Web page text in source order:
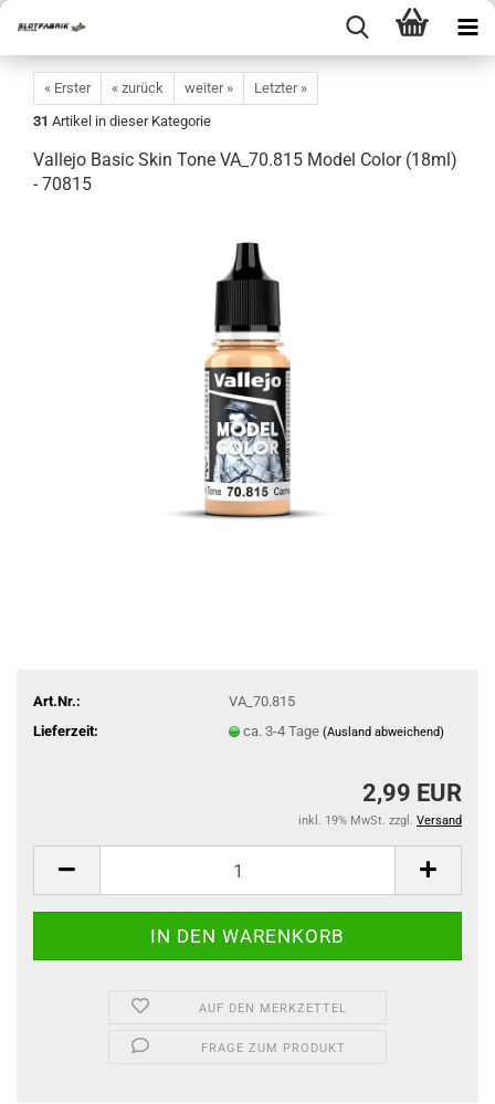
« Erster « zurück weiter »
Letzter »
31 Artikel in dieser Kategorie
Vallejo Basic Skin Tone VA_70.815 Model Color (18ml)
- 70815
Art.Nr.:
VA_70.815
Lieferzeit:
ca. 3-4 Tage (Ausland abweichend)
2,99 EUR
inkl. 19% MwSt. zzgl. Versand
AUF DEN MERKZETTEL
FRAGE ZUM PRODUKT